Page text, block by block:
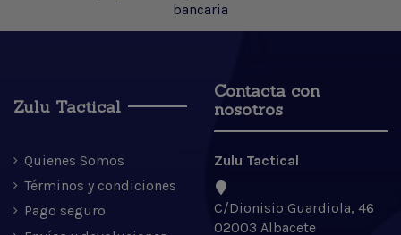
bancaria
Zulu Tactical
Quienes Somos
Términos y condiciones
Pago seguro
Contacta con
nosotros
Zulu Tactical
C/Dionisio Guardiola, 46
02003 Albacete